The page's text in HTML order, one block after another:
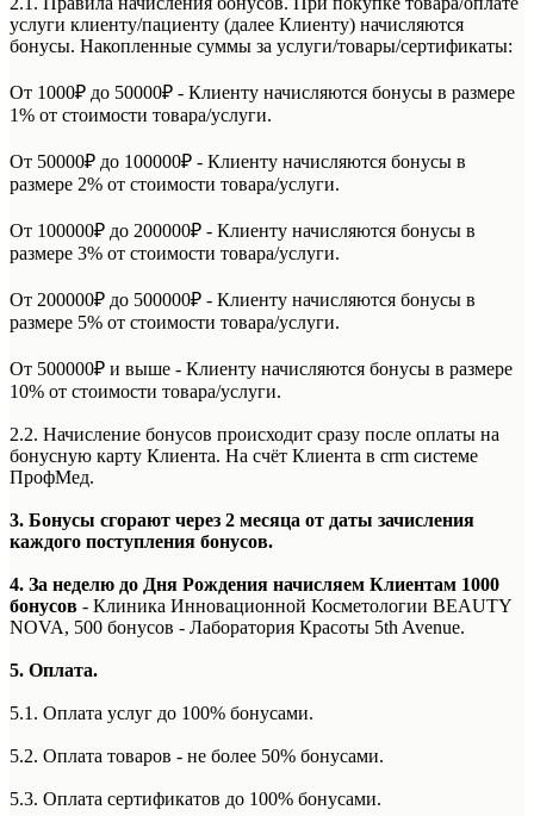
услуги клиенту/пациенту (далее Клиенту) начисляются
бонусы. Накопленные суммы за услуги/товары/сертификаты:
От 1000₽ до 50000₽ - Клиенту начисляются бонусы в размере
1% от стоимости товара/услуги.
От 50000₽ до 100000₽ - Клиенту начисляются бонусы в
размере 2% от стоимости товара/услуги.
От 100000₽ до 200000₽ - Клиенту начисляются бонусы в
размере 3% от стоимости товара/услуги.
От 200000₽ до 500000₽ - Клиенту начисляются бонусы в
размере 5% от стоимости товара/услуги.
От 500000₽ и выше - Клиенту начисляются бонусы в размере
10% от стоимости товара/услуги.
2.2. Начисление бонусов происходит сразу после оплаты на
бонусную карту Клиента. На счёт Клиента в crm системе
ПрофМед.
3. Бонусы сгорают через 2 месяца от даты зачисления
каждого поступления бонусов.
4. За неделю до Дня Рождения начисляем Клиентам 1000
бонусов - Клиника Инновационной Косметологии BEAUTY
NOVA, 500 бонусов - Лаборатория Красоты 5th Avenue.
5. Оплата.
5.1. Оплата услуг до 100% бонусами.
5.2. Оплата товаров - не более 50% бонусами.
5.3. Оплата сертификатов до 100% бонусами.